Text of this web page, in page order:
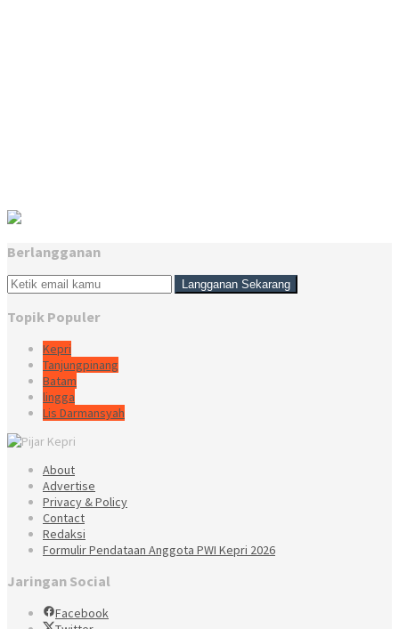
Berlangganan
Topik Populer
Kepri
Tanjungpinang
Batam
lingga
Lis Darmansyah
About
Advertise
Privacy & Policy
Contact
Redaksi
Formulir Pendataan Anggota PWI Kepri 2026
Jaringan Social
Facebook